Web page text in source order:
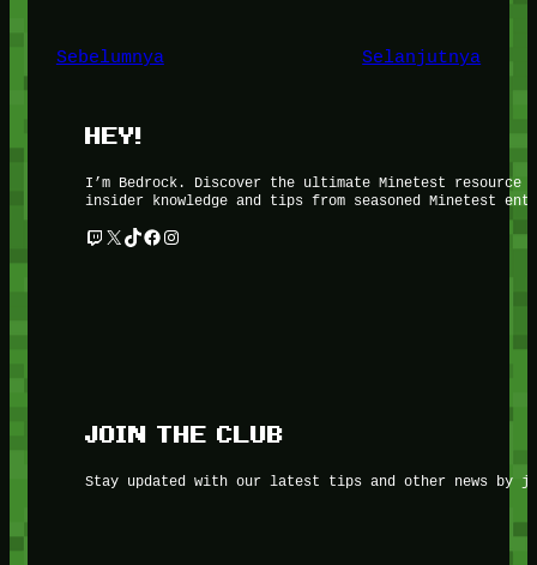
Sebelumnya Selanjutnya
HEY!
I’m Bedrock. Discover the ultimate Minetest
insider knowledge and tips from seasoned Minetest
Twitch X TikTok Facebook Instagram
JOIN THE CLUB
Stay updated with our latest tips and other news by